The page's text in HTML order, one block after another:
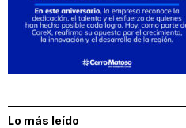
Lo más leído